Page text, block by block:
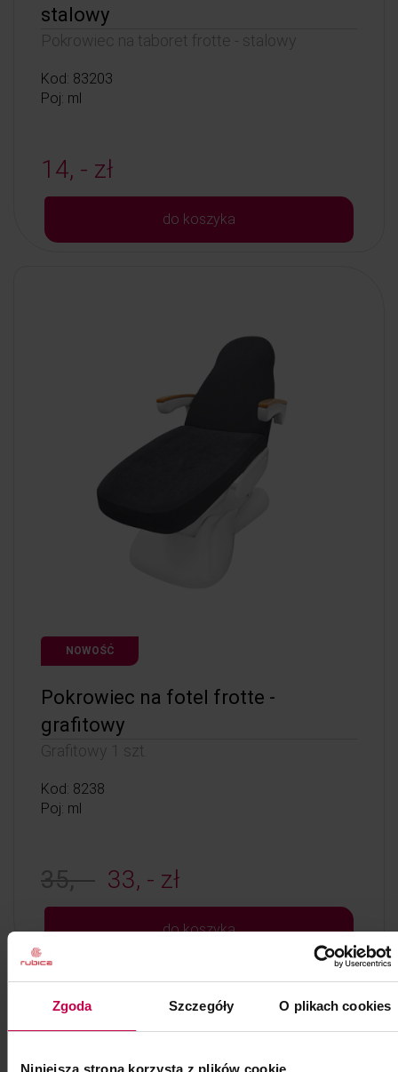
Zgoda Szczegóły O plikach cookies
Niniejsza strona korzysta z plików cookie
stalowy
Pokrowiec na taboret frotte - stalowy
Kod: 83203
Poj: ml
14, - zł
do koszyka
NOWOŚĆ
Pokrowiec na fotel frotte -
grafitowy
Grafitowy 1 szt.
Kod: 8238
Poj: ml
35, - 33, - zł
do koszyka